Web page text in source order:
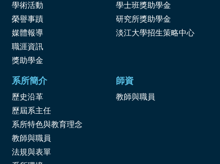
學術活動
榮譽事蹟
媒體報導
職涯資訊
獎助學金
學士班獎助學金
研究所獎助學金
淡江大學招生策略中心
系所簡介
歷史沿革
歷屆系主任
系所特色與教育理念
教師與職員
法規與表單
師資
教師與職員